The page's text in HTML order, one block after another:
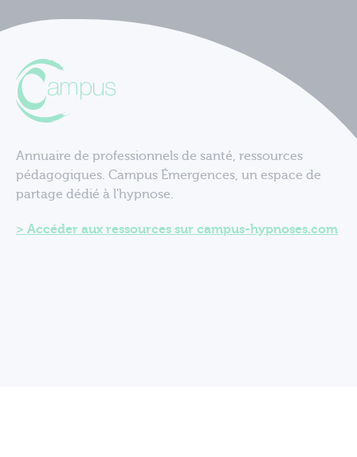
Annuaire de professionnels de santé, ressources
pédagogiques. Campus Émergences, un espace de
partage dédié à l'hypnose.
Accéder aux ressources sur campus-hypnoses.com